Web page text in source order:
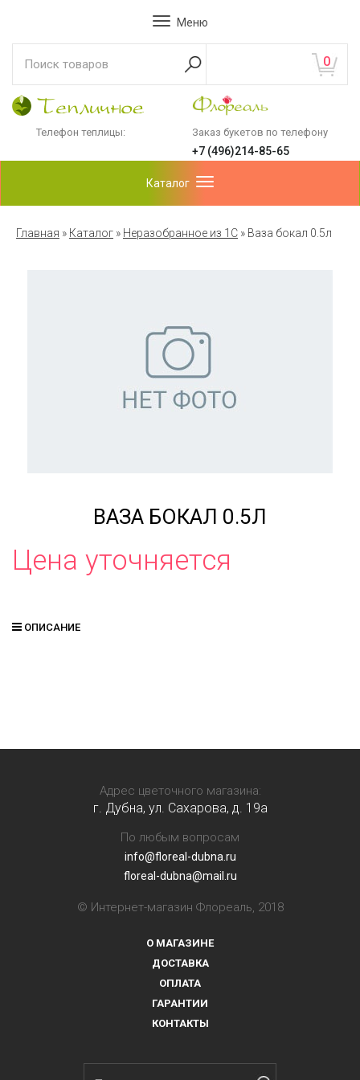
Меню
0
Телефон теплицы: Заказ букетов по телефону
+7 (496)214-85-65
Каталог
Главная » Каталог » Неразобранное из 1С » Ваза бокал 0.5л
ВАЗА БОКАЛ 0.5Л
Цена уточняется
ОПИСАНИЕ
Адрес цветочного магазина:
г. Дубна, ул. Сахарова, д. 19a
По любым вопросам
info@floreal-dubna.ru
floreal-dubna@mail.ru
© Интернет-магазин Флореаль, 2018
О МАГАЗИНЕ
ДОСТАВКА
ОПЛАТА
ГАРАНТИИ
КОНТАКТЫ